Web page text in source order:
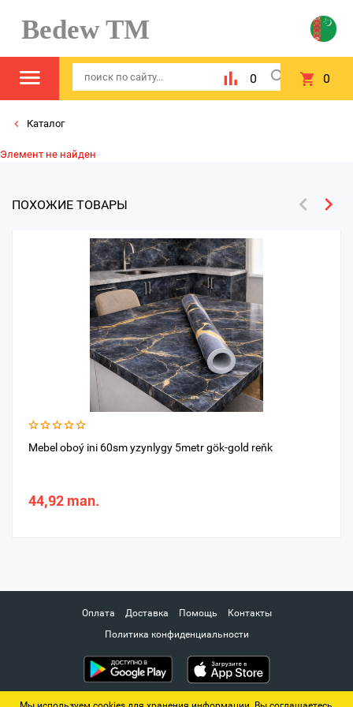
Bedew TM
0 0
Каталог
Элемент не найден
ПОХОЖИЕ ТОВАРЫ
Mebel oboý ini 60sm yzynlygy 5metr gök-gold reňk
44,92 man.
Оплата Доставка Помощь
Контакты
Политика конфиденциальности